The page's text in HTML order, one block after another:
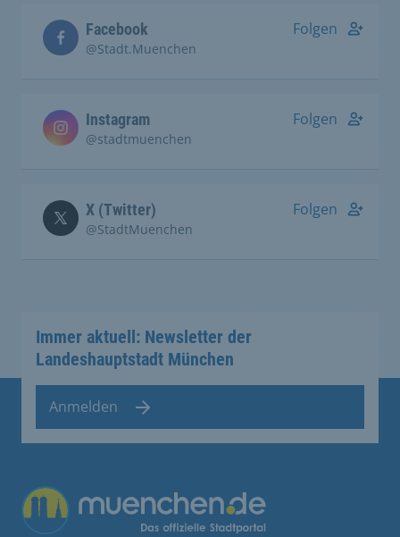
Facebook
@Stadt.Muenchen
Folgen
Instagram
@stadtmuenchen
Folgen
X (Twitter)
@StadtMuenchen
Folgen
Immer aktuell: Newsletter der
Landeshauptstadt München
Anmelden
Übergreifende Links